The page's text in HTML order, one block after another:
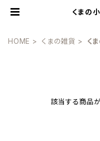
くまの
HOME くまの雑貨 く
該当する商品